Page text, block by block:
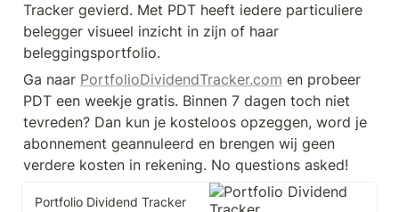
Tracker gevierd. Met PDT heeft iedere particuliere
belegger visueel inzicht in zijn of haar
beleggingsportfolio.
Ga naar PortfolioDividendTracker.com en probeer
PDT een weekje gratis. Binnen 7 dagen toch niet
tevreden? Dan kun je kosteloos opzeggen, word je
abonnement geannuleerd en brengen wij geen
verdere kosten in rekening. No questions asked!
Portfolio Dividend Tracker